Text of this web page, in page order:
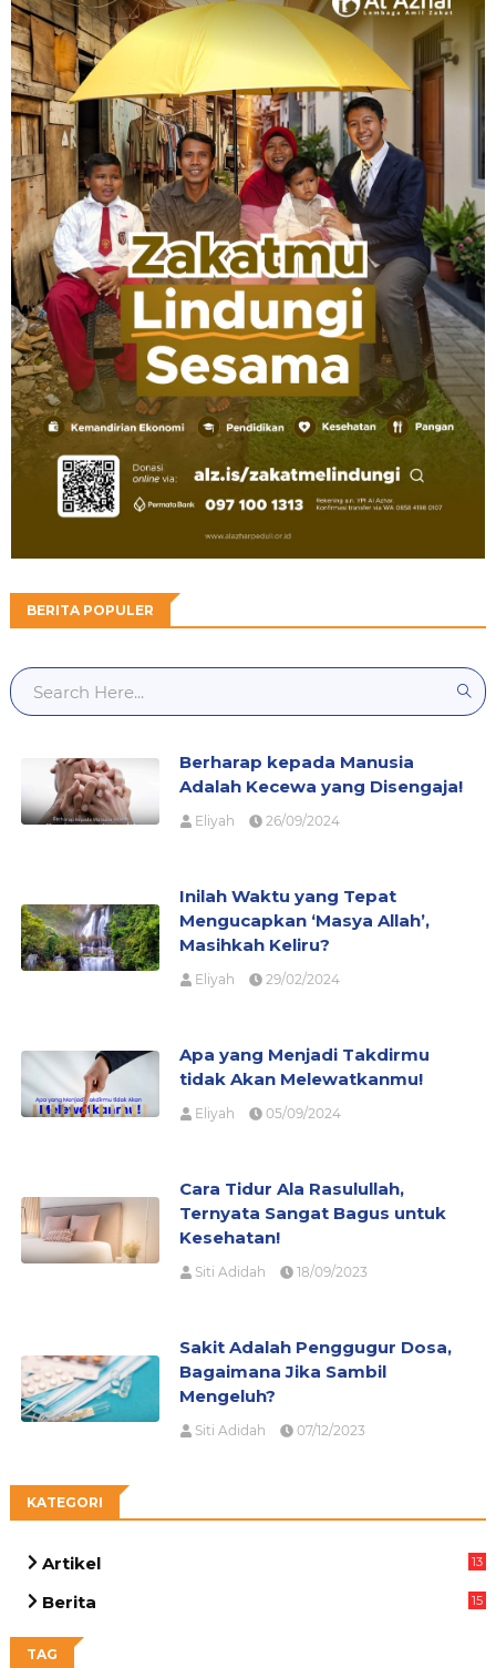
BERITA POPULER
Berharap kepada Manusia
Adalah Kecewa yang Disengaja!
Eliyah 26/09/2024
Inilah Waktu yang Tepat
Mengucapkan ‘Masya Allah’,
Masihkah Keliru?
Eliyah 29/02/2024
Apa yang Menjadi Takdirmu
tidak Akan Melewatkanmu!
Eliyah 05/09/2024
Cara Tidur Ala Rasulullah,
Ternyata Sangat Bagus untuk
Kesehatan!
Siti Adidah 18/09/2023
Sakit Adalah Penggugur Dosa,
Bagaimana Jika Sambil
Mengeluh?
Siti Adidah 07/12/2023
KATEGORI
Artikel
13
Berita
15
TAG